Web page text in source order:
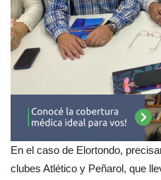
En el caso de Elortondo,
clubes Atlético y Peñarol, que